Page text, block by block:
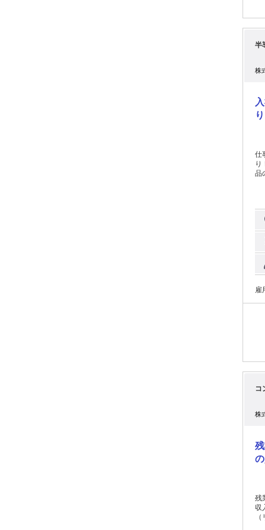
半
株
り
仕
り！
品の
めた
め♪ 【新生活応援します！】 ■入社祝金合計30
週間後
な
家
雇
コ
株
残
収
（